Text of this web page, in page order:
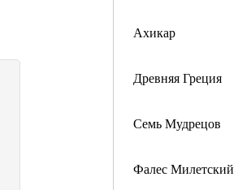
Ахикар
Древняя Греция
Семь Мудрецов
Фалес Милетский